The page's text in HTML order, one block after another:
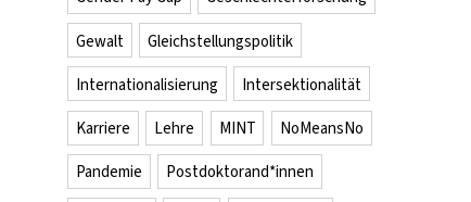
Gewalt Gleichstellungspolitik
Internationalisierung Intersektionalität
Karriere Lehre MINT NoMeansNo
Pandemie Postdoktorand*innen